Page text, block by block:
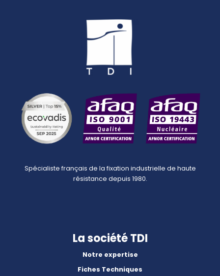
Spécialiste français de la fixation industrielle de haute
résistance depuis 1980.
La société TDI
Notre expertise
Fiches Techniques